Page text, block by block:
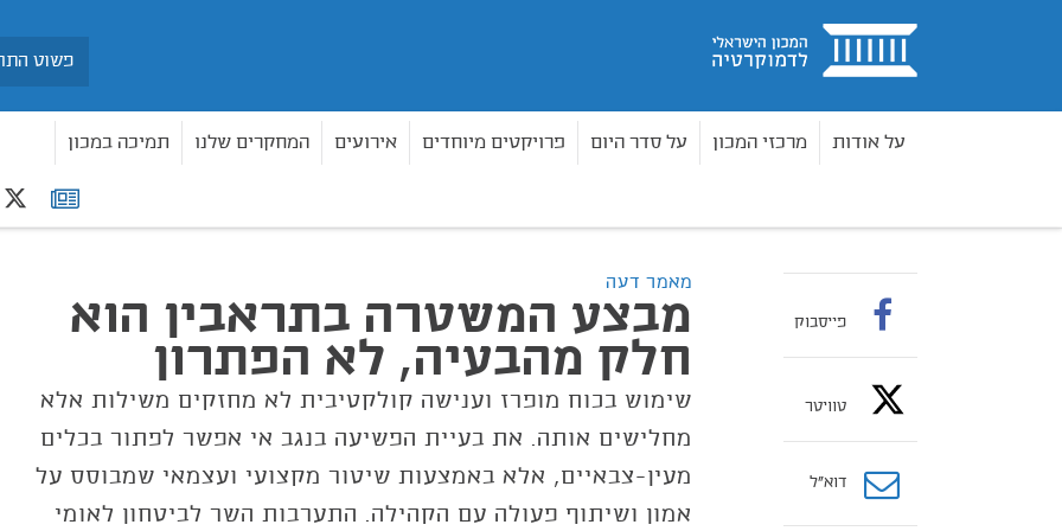
בית
על אודות מרכזי המכון על סדר היום פרויקטים מיוחדים אירועים המחקרים שלנו תמיכה במכון
רשימת
תפוצה
מאמר דעה
מבצע המשטרה בתראבין הוא
חלק מהבעיה, לא הפתרון
שימוש בכוח מופרז וענישה קולקטיבית לא מחזקים משילות אלא
מחלישים אותה. את בעיית הפשיעה בנגב אי אפשר לפתור בכלים
מעין־צבאיים, אלא באמצעות שיטור מקצועי ועצמאי שמבוסס על
אמון ושיתוף פעולה עם הקהילה. התערבות השר לביטחון לאומי
פייסבוק
טוויטר
דוא”ל